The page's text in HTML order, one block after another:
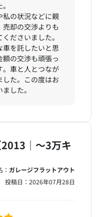
私の状況などに親
却の交渉よりも
ださいました。
車を託したいと思
の交渉も頑張っ
。車と人とつなが
した。この度はお
した。
｜～3万キ
ガレージフラットアウト
投稿日： 2026年07月28日